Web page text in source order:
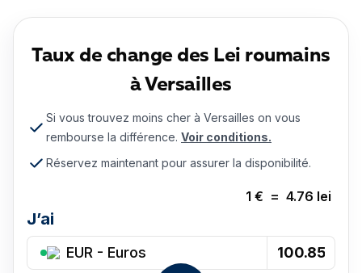
Taux de change des Lei roumains
à Versailles
Si vous trouvez moins cher à Versailles on vous
rembourse la différence. Voir conditions.
Réservez maintenant pour assurer la disponibilité.
1 € = 4.76 lei
J’ai
EUR - Euros